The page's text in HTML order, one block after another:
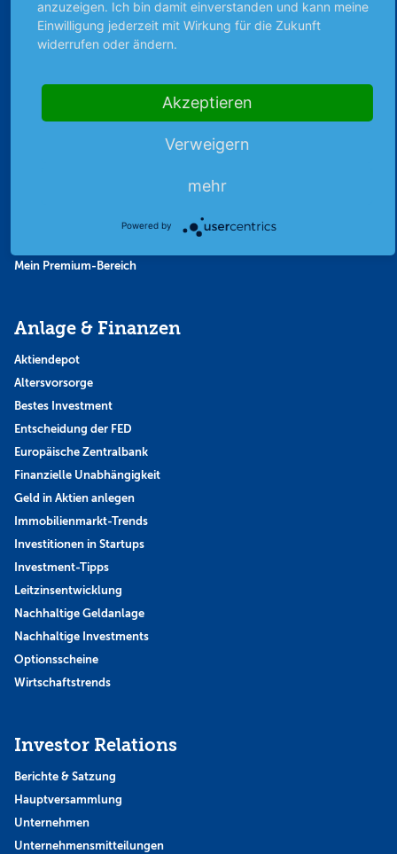
Thema der Woche
Themen & Börse
Mein Premium-Bereich
Anlage & Finanzen
Aktiendepot
Altersvorsorge
Bestes Investment
Entscheidung der FED
Europäische Zentralbank
Finanzielle Unabhängigkeit
Geld in Aktien anlegen
Immobilienmarkt-Trends
Investitionen in Startups
Investment-Tipps
Leitzinsentwicklung
Nachhaltige Geldanlage
Nachhaltige Investments
Optionsscheine
Wirtschaftstrends
Investor Relations
Berichte & Satzung
Hauptversammlung
Unternehmen
Unternehmensmitteilungen
anzuzeigen. Ich bin damit einverstanden und kann meine
Einwilligung jederzeit mit Wirkung für die Zukunft
widerrufen oder ändern.
Akzeptieren
Verweigern
mehr
Powered by